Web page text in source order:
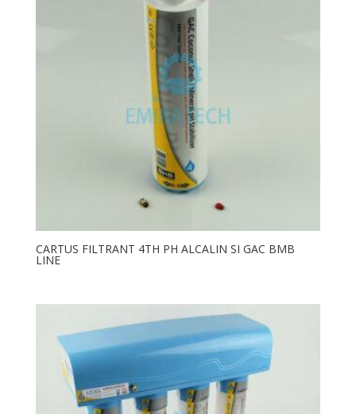
CARTUS FILTRANT 4TH PH ALCALIN SI GAC BMB
LINE